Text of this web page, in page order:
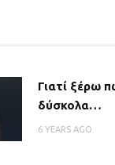
Γιατί ξέρω
δύσκολα…
6 YEARS AGO